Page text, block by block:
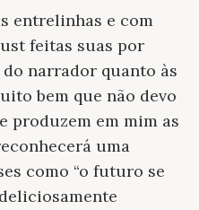
entrelinhas e com
feitas suas por
narrador quanto às
bem que não devo
produzem em mim as
uma
como “o futuro se